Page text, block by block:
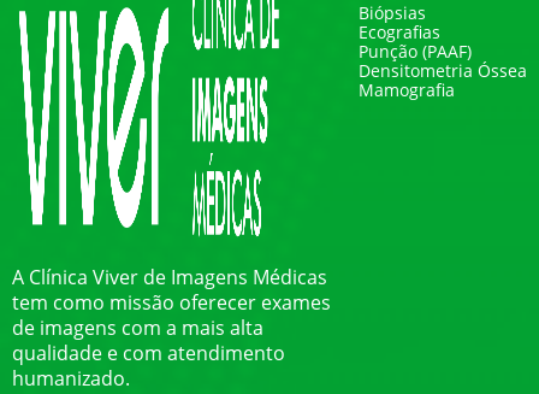
A Clínica Viver de Imagens Médicas
tem como missão oferecer exames
de imagens com a mais alta
qualidade e com atendimento
humanizado.
Biópsias
Ecografias
Punção (PAAF)
Densitometria Óssea
Mamografia